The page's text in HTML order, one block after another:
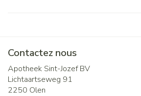
Contactez nous
Apotheek Sint-Jozef BV
Lichtaartseweg 91
2250 Olen